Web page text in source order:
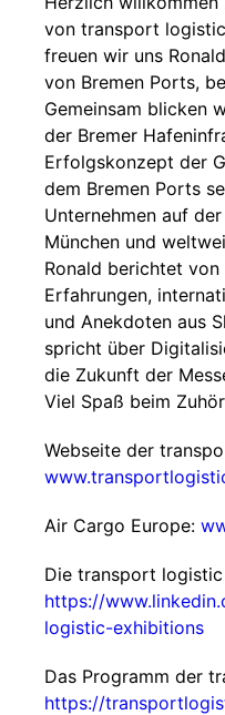
von transport
freuen wir uns
von Bremen Ports,
Gemeinsam blicken
der Bremer
Erfolgskonzept der
dem Bremen Ports
Unternehmen auf
München und
Ronald berichtet von
Erfahrungen,
und Anekdoten aus
spricht über
die Zukunft der
Viel Spaß beim
Webseite der
Air Cargo Europe:
Die transport
https://
logistic-exhibitions
Das Programm der
https://